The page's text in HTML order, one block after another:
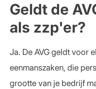
Geldt de
als zzp'er?
Ja. De AVG geldt voor
eenmanszaken, die
grootte van je bedrijf